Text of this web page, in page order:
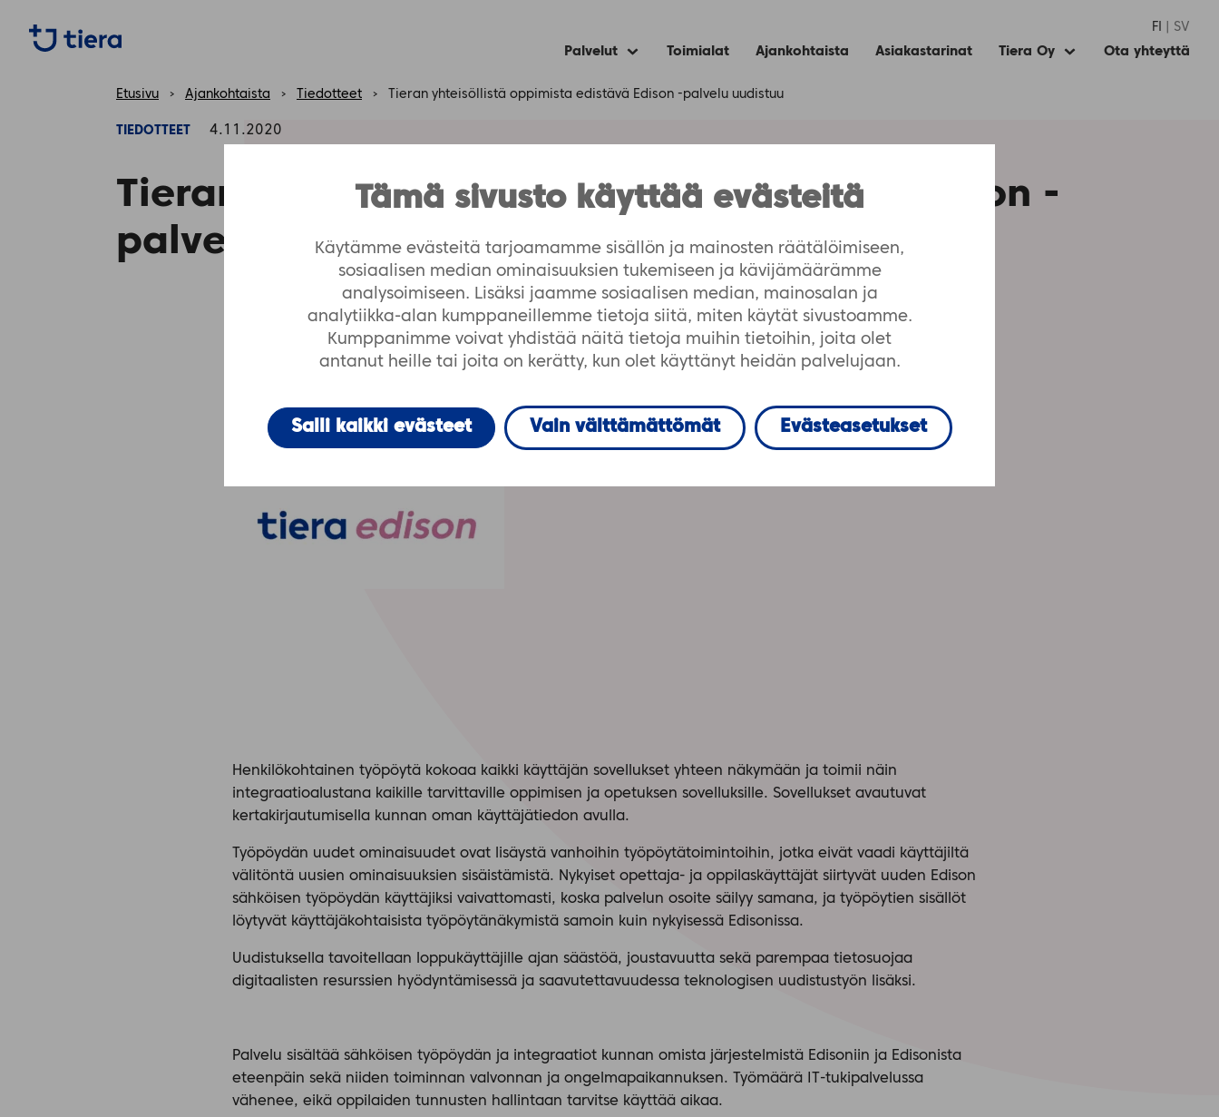
Tämä sivusto käyttää evästeitä
Käytämme evästeitä tarjoamamme sisällön ja mainosten räätälöimiseen,
sosiaalisen median ominaisuuksien tukemiseen ja kävijämäärämme
analysoimiseen. Lisäksi jaamme sosiaalisen median, mainosalan ja
analytiikka-alan kumppaneillemme tietoja siitä, miten käytät sivustoamme.
Kumppanimme voivat yhdistää näitä tietoja muihin tietoihin, joita olet
antanut heille tai joita on kerätty, kun olet käyttänyt heidän palvelujaan.
Salli kaikki evästeet Vain välttämättömät Evästeasetukset
https://tiera.fi/name FI SV
Palvelut
Expand
menu
Toimialat Ajankohtaista Asiakastarinat Tiera Oy
ExpandOta yhteyttä
Etusivu › Ajankohtaista › Tiedotteet › Tieran yhteisöllistä oppimista edistävä Edison -palvelu uudistuu
TIEDOTTEET 4.11.2020
Tieran yhteisöllistä oppimista edistävä Edison -
palvelu uudistuu
Tieran Edison palvelu uudistuu vuoden 2020 lopussa. Uudistumisen yhteydessä Edison -palvelu keskittyy
sähköiseen työpöytään ja palvelusta poistetaan oppimisympäristöominaisuudet (LMS).
Henkilökohtainen työpöytä kokoaa kaikki käyttäjän sovellukset yhteen näkymään ja toimii näin
integraatioalustana kaikille tarvittaville oppimisen ja opetuksen sovelluksille. Sovellukset avautuvat
kertakirjautumisella kunnan oman käyttäjätiedon avulla.
Työpöydän uudet ominaisuudet ovat lisäystä vanhoihin työpöytätoimintoihin, jotka eivät vaadi käyttäjiltä
välitöntä uusien ominaisuuksien sisäistämistä. Nykyiset opettaja- ja oppilaskäyttäjät siirtyvät uuden Edison
sähköisen työpöydän käyttäjiksi vaivattomasti, koska palvelun osoite säilyy samana, ja työpöytien sisällöt
löytyvät käyttäjäkohtaisista työpöytänäkymistä samoin kuin nykyisessä Edisonissa.
Uudistuksella tavoitellaan loppukäyttäjille ajan säästöä, joustavuutta sekä parempaa tietosuojaa
digitaalisten resurssien hyödyntämisessä ja saavutettavuudessa teknologisen uudistustyön lisäksi.
Palvelu sisältää sähköisen työpöydän ja integraatiot kunnan omista järjestelmistä Edisoniin ja Edisonista
eteenpäin sekä niiden toiminnan valvonnan ja ongelmapaikannuksen. Työmäärä IT-tukipalvelussa
vähenee, eikä oppilaiden tunnusten hallintaan tarvitse käyttää aikaa.